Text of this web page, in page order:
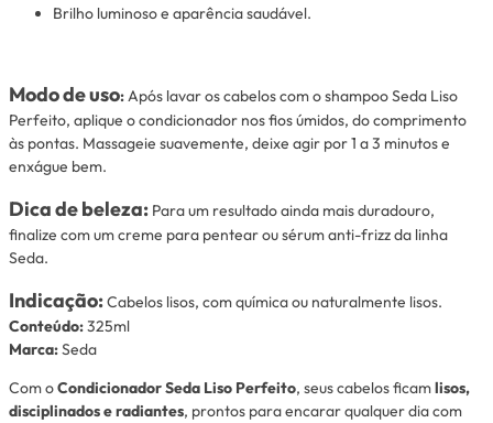
Brilho luminoso e aparência saudável.
Modo de uso:Após lavar os cabelos com o shampoo Seda Liso
Perfeito, aplique o condicionador nos fios úmidos, do comprimento
às pontas. Massageie suavemente, deixe agir por 1 a 3 minutos e
enxágue bem.
Dica de beleza: Para um resultado ainda mais duradouro,
finalize com um creme para pentear ou sérum anti-frizz da linha
Seda.
Indicação:Cabelos lisos, com química ou naturalmente lisos.
Conteúdo:325ml
Marca:Seda
Com oCondicionador Seda Liso Perfeito, seus cabelos ficamlisos,
disciplinados e radiantes, prontos para encarar qualquer dia com